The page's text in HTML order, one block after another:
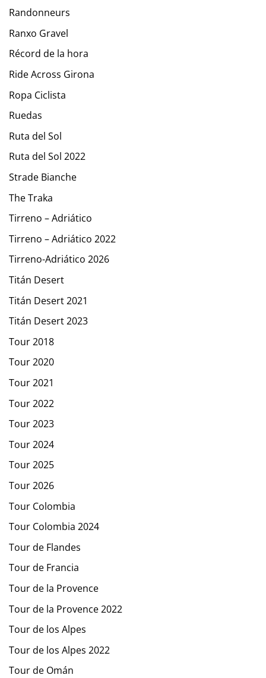
Randonneurs
Ranxo Gravel
Récord de la hora
Ride Across Girona
Ropa Ciclista
Ruedas
Ruta del Sol
Ruta del Sol 2022
Strade Bianche
The Traka
Tirreno – Adriático
Tirreno – Adriático 2022
Tirreno-Adriático 2026
Titán Desert
Titán Desert 2021
Titán Desert 2023
Tour 2018
Tour 2020
Tour 2021
Tour 2022
Tour 2023
Tour 2024
Tour 2025
Tour 2026
Tour Colombia
Tour Colombia 2024
Tour de Flandes
Tour de Francia
Tour de la Provence
Tour de la Provence 2022
Tour de los Alpes
Tour de los Alpes 2022
Tour de Omán